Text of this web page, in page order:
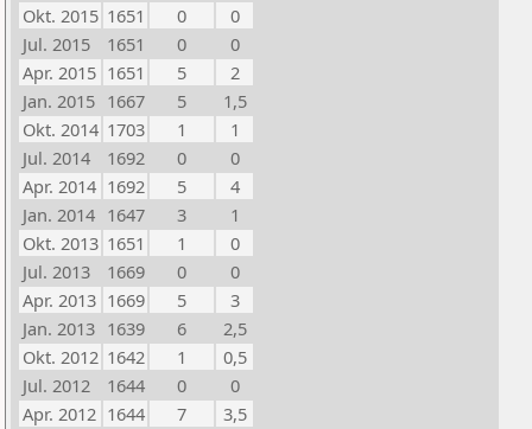
Okt. 2015 1651 0
0
Jul. 2015
1651 0
0
Apr. 2015 1651 5
2
Jan. 2015 1667 5
1,5
Okt. 2014 1703 1
1
Jul. 2014
1692 0
0
Apr. 2014 1692 5
4
Jan. 2014 1647 3
1
Okt. 2013 1651 1
0
Jul. 2013
1669 0
0
Apr. 2013 1669 5
3
Jan. 2013 1639 6
2,5
Okt. 2012 1642 1
0,5
Jul. 2012
1644 0
0
Apr. 2012 1644 7
3,5